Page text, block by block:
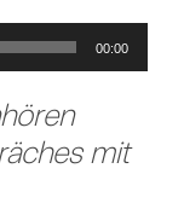
00:00
mit